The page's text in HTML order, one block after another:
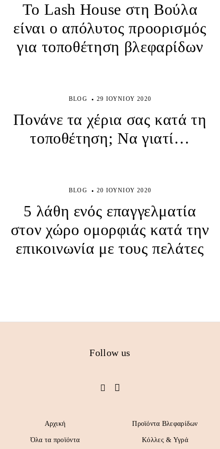
Το Lash House στη Βούλα
είναι ο απόλυτος προορισμός
για τοποθέτηση βλεφαρίδων
BLOG 29 ΙΟΥΝΊΟΥ 2020
Πονάνε τα χέρια σας κατά τη
τοποθέτηση; Να γιατί…
BLOG 20 ΙΟΥΝΊΟΥ 2020
5 λάθη ενός επαγγελματία
στον χώρο ομορφιάς κατά την
επικοινωνία με τους πελάτες
Αρχική
Όλα τα προϊόντα
Προϊόντα Βλεφαρίδων
Κόλλες & Υγρά
Follow us